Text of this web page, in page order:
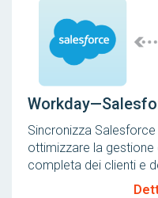
Sincronizza
ottimizzare la gestione
completa dei clienti e